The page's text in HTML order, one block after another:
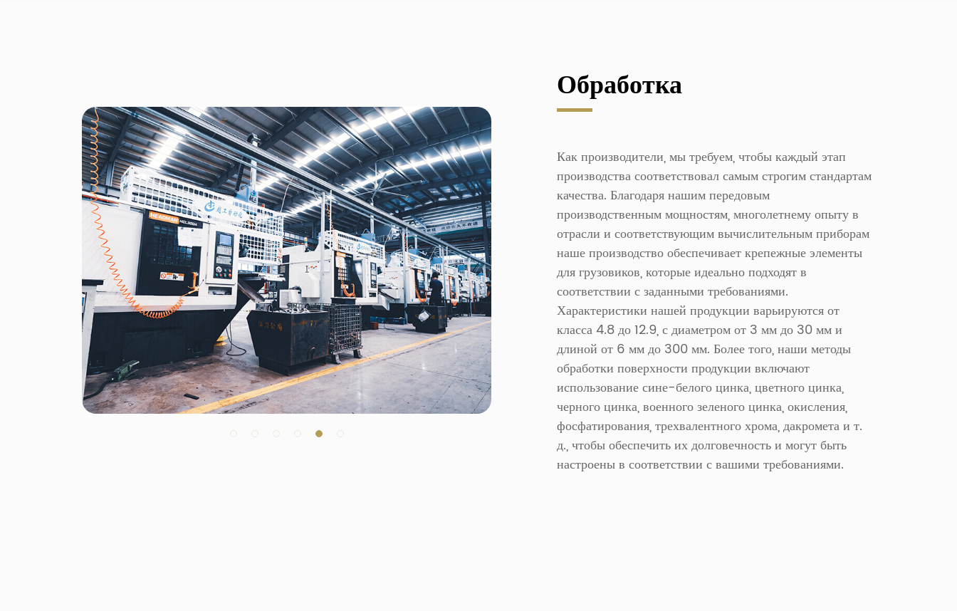
Обработка
Как производители, мы требуем, чтобы каждый этап
производства соответствовал самым строгим стандартам
качества. Благодаря нашим передовым
производственным мощностям, многолетнему опыту в
отрасли и соответствующим вычислительным приборам
наше производство обеспечивает крепежные элементы
для грузовиков, которые идеально подходят в
соответствии с заданными требованиями.
Характеристики нашей продукции варьируются от
класса 4.8 до 12.9, с диаметром от 3 мм до 30 мм и
длиной от 6 мм до 300 мм. Более того, наши методы
обработки поверхности продукции включают
использование сине-белого цинка, цветного цинка,
черного цинка, военного зеленого цинка, окисления,
фосфатирования, трехвалентного хрома, дакромета и т.
д., чтобы обеспечить их долговечность и могут быть
настроены в соответствии с вашими требованиями.